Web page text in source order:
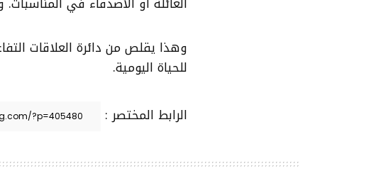
وهذا يقلص من دائرة العلاقات
للحياة اليومية.
الرابط المختصر :